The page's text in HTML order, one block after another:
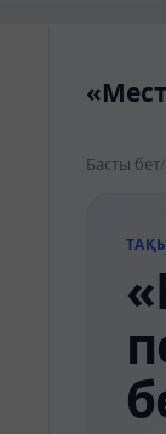
Басты бет/